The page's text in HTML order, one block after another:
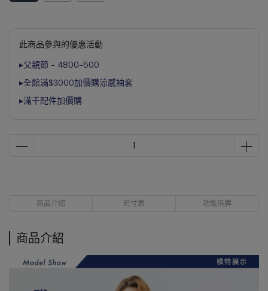
此商品參與的優惠活動
▸父親節 - 4800-500
▸全館滿$3000加價購涼感袖套
▸滿千配件加價購
商品介紹 尺寸表 功能吊牌
商品介紹